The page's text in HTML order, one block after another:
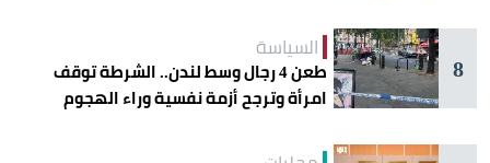
8
السياسة
طعن 4 رجال وسط لندن.. الشرطة توقف
امرأة وترجح أزمة نفسية وراء الهجوم